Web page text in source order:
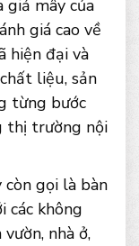
giả mây của
giá cao về
hiện đại và
liệu, sản
từng bước
thị trường nội
còn gọi là bàn
các không
nhà ở,